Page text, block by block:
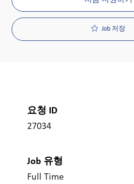
Job 저장
요청 ID
27034
Job 유형
Full Time